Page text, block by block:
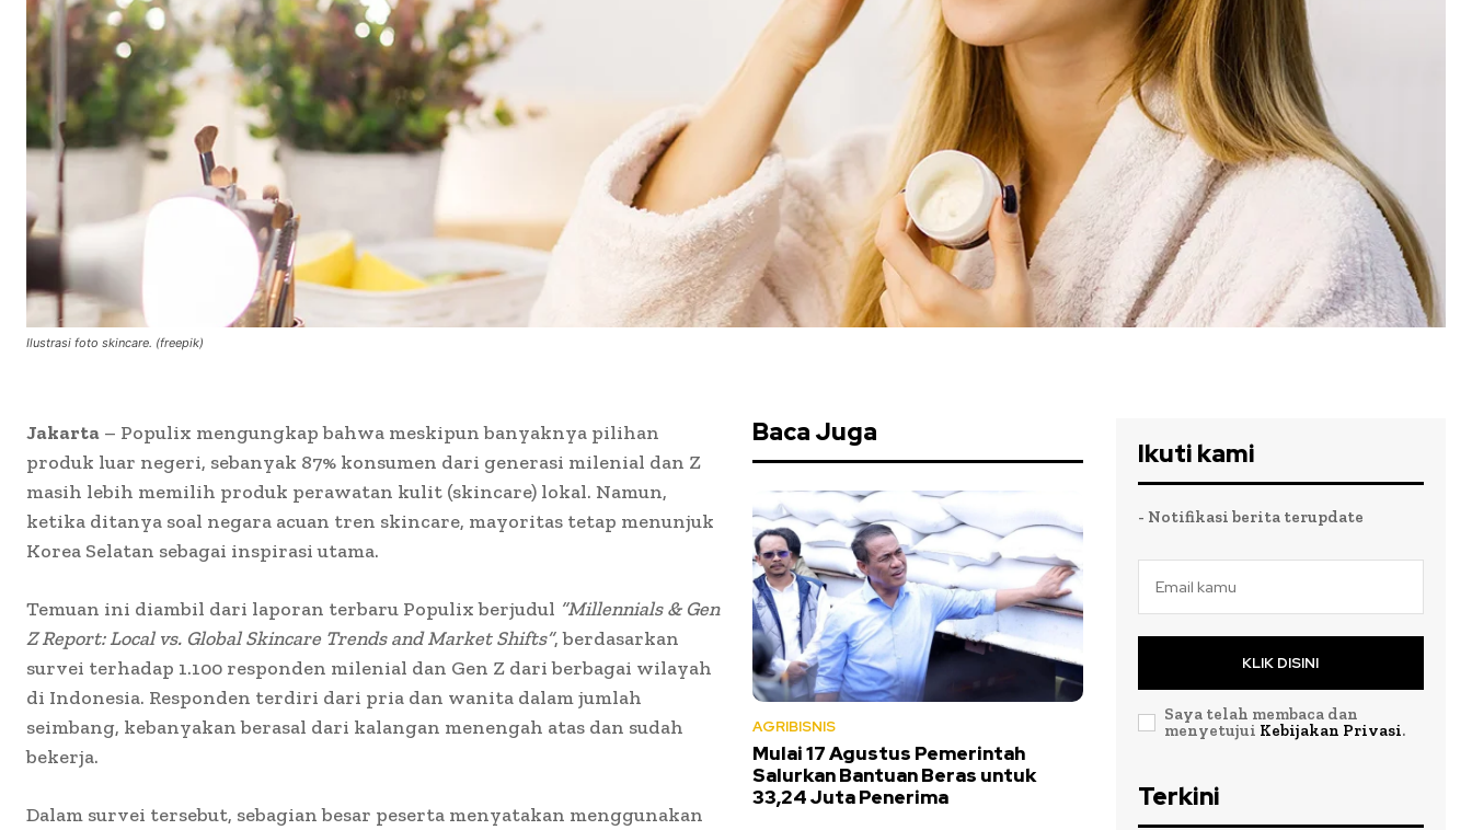
Ilustrasi foto skincare. (freepik)
Jakarta – Populix mengungkap bahwa meskipun banyaknya pilihan
produk luar negeri, sebanyak 87% konsumen dari generasi milenial dan Z
masih lebih memilih produk perawatan kulit (skincare) lokal. Namun,
ketika ditanya soal negara acuan tren skincare, mayoritas tetap menunjuk
Korea Selatan sebagai inspirasi utama.
Temuan ini diambil dari laporan terbaru Populix berjudul “Millennials & Gen
Z Report: Local vs. Global Skincare Trends and Market Shifts”, berdasarkan
survei terhadap 1.100 responden milenial dan Gen Z dari berbagai wilayah
di Indonesia. Responden terdiri dari pria dan wanita dalam jumlah
seimbang, kebanyakan berasal dari kalangan menengah atas dan sudah
bekerja.
Dalam survei tersebut, sebagian besar peserta menyatakan menggunakan
Baca Juga
AGRIBISNIS
Mulai 17 Agustus Pemerintah
Salurkan Bantuan Beras untuk
33,24 Juta Penerima
Ikuti kami
- Notifikasi berita terupdate
KLIK DISINI
Saya telah membaca dan
menyetujui Kebijakan Privasi.
Terkini